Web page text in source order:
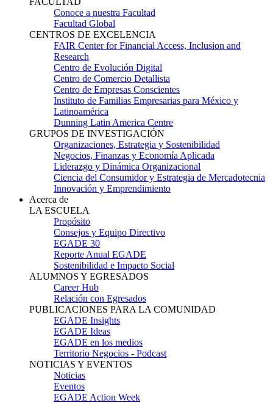
Conoce a nuestra Facultad
Facultad Global
CENTROS DE EXCELENCIA
FAIR Center for Financial Access, Inclusion and
Research
Centro de Evolución Digital
Centro de Comercio Detallista
Centro de Empresas Conscientes
Instituto de Familias Empresarias para México y
Latinoamérica
Dunning Latin America Centre
GRUPOS DE INVESTIGACIÓN
Organizaciones, Estrategia y Sostenibilidad
Negocios, Finanzas y Economía Aplicada
Liderazgo y Dinámica Organizacional
Ciencia del Consumidor y Estrategia de Mercadotecnia
Innovación y Emprendimiento
Acerca de
LA ESCUELA
Propósito
Consejos y Equipo Directivo
EGADE 30
Reporte Anual EGADE
Sostenibilidad e Impacto Social
ALUMNOS Y EGRESADOS
Career Hub
Relación con Egresados
PUBLICACIONES PARA LA COMUNIDAD
EGADE Insights
EGADE Ideas
EGADE en los medios
Territorio Negocios - Podcast
NOTICIAS Y EVENTOS
Noticias
Eventos
EGADE Action Week